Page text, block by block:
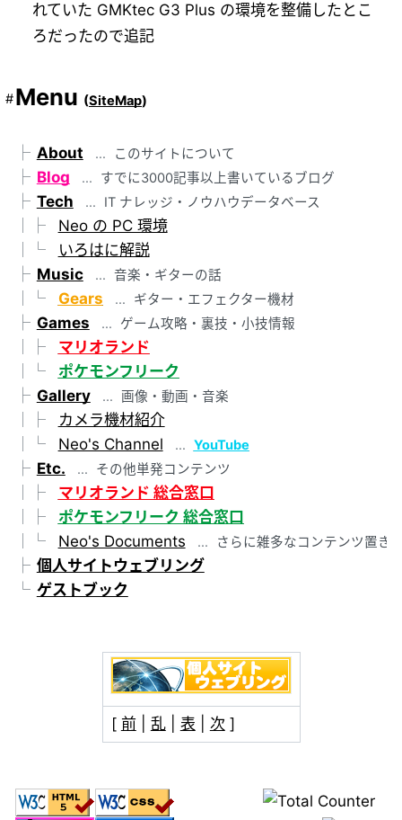
れていた GMKtec G3 Plus の環境を整備したとこ
ろだったので追記
Menu (SiteMap)
About このサイトについて
Blog すでに3000記事以上書いているブログ
Tech IT ナレッジ・ノウハウデータベース
Neo の PC 環境
いろはに解説
Music
音楽・ギターの話
Gears ギター・エフェクター機材
Games ゲーム攻略・裏技・小技情報
マリオランド
ポケモンフリーク
Gallery
画像・動画・音楽
カメラ機材紹介
Neo's Channel
YouTube
Etc. その他単発コンテンツ
マリオランド 総合窓口
ポケモンフリーク 総合窓口
Neo's Documents
さらに雑多なコンテンツ置き
個人サイトウェブリング
ゲストブック
[ 前 乱| 表 次 ]